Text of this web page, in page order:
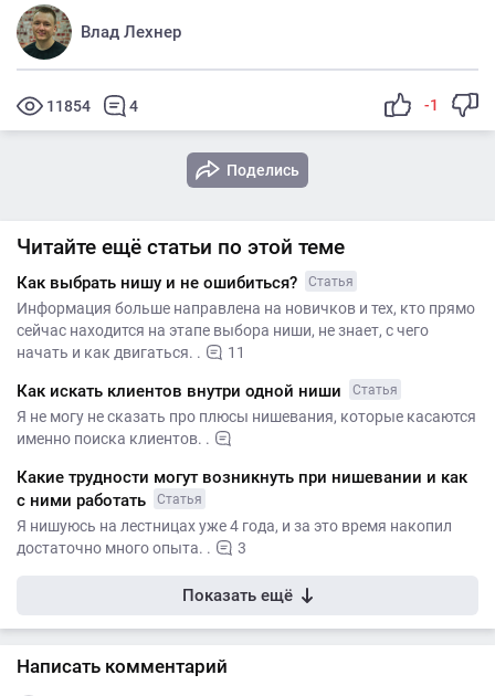
Влад Лехнер
11854 4 -1
Поделись
Читайте ещё статьи по этой теме
Как выбрать нишу и не ошибиться? Статья
Информация больше направлена на новичков и тех, кто прямо
сейчас находится на этапе выбора ниши, не знает, с чего
начать и как двигаться. .
11
Как искать клиентов внутри одной ниши Статья
Я не могу не сказать про плюсы нишевания, которые касаются
именно поиска клиентов. .
Какие трудности могут возникнуть при нишевании и как
с ними работать
Статья
Я нишуюсь на лестницах уже 4 года, и за это время накопил
достаточно много опыта. .
3
Показать ещё
Написать комментарий